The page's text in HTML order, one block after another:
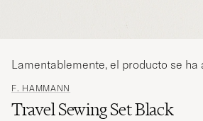
F. HAMMANN
Travel Sewing Set Black
Lamentablemente, el producto se ha